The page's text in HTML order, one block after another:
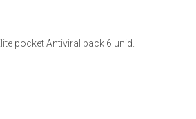
pocket Antiviral pack 6 unid.